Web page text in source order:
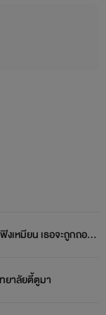
เหมียน เธอจะถูกถอดจ
ยาลัยตี้ตูมา